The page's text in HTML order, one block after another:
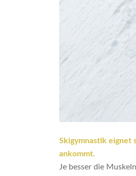
Skigymnastik eignet
ankommt.
Je besser die